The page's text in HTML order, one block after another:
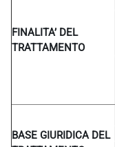
FINALITA’ DEL
TRATTAMENTO
BASE GIURIDICA DEL